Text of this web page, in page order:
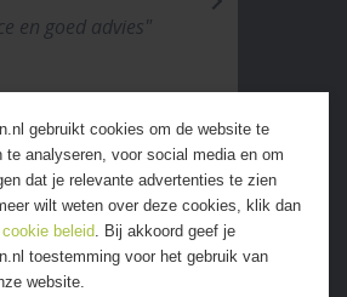
en goed advies" next
ALLE ERVARINGEN
gebruikt cookies om de website te
te analyseren, voor social media en om
dat je relevante advertenties te zien
wilt weten over deze cookies, klik dan
beleid. Bij akkoord geef je
toestemming voor het gebruik van
website.